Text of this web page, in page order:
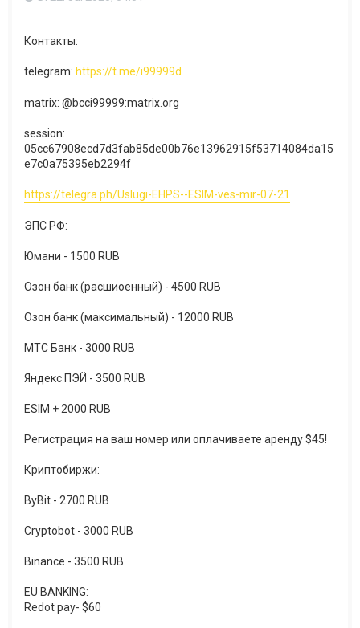
Контакты:
telegram: https://t.me/i99999d
matrix: @bcci99999:matrix.org
session:
05cc67908ecd7d3fab85de00b76e13962915f53714084da15
e7c0a75395eb2294f​
https://telegra.ph/Uslugi-EHPS--ESIM-ves-mir-07-21
ЭПС РФ:
Юмани - 1500 RUB
Озон банк (расшиоенный) - 4500 RUB
Озон банк (максимальный) - 12000 RUB
МТС Банк - 3000 RUB
Яндекс ПЭЙ - 3500 RUB
ESIM + 2000 RUB
Регистрация на ваш номер или оплачиваете аренду $45!
Криптобиржи:
ByBit - 2700 RUB
Cryptobot - 3000 RUB
Binance - 3500 RUB
EU BANKING:
Redot pay- $60